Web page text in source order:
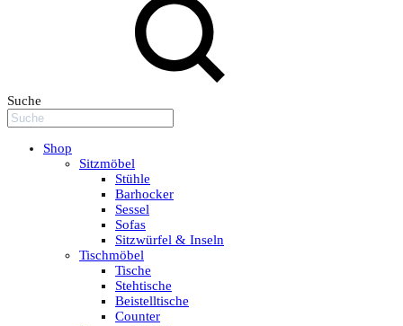
Suche
Shop
Sitzmöbel
Stühle
Barhocker
Sessel
Sofas
Sitzwürfel & Inseln
Tischmöbel
Tische
Stehtische
Beistelltische
Counter